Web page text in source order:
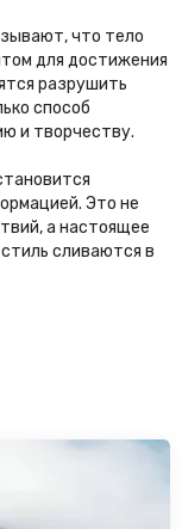
что тело
для достижения
разрушить
способ
и творчеству.
Это не
а настоящее
сливаются в